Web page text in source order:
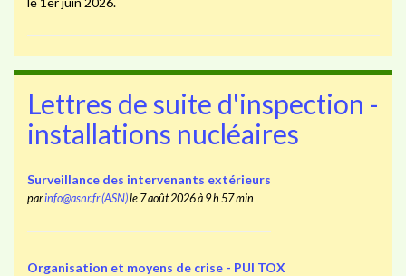
Lettres de suite d'inspection -
installations nucléaires
Surveillance des intervenants extérieurs
parinfo@asnr.fr (ASN)le 7 août 2026 à 9 h 57 min
Organisation et moyens de crise - PUI TOX